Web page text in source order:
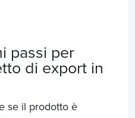
passi per
di export in
se il prodotto è